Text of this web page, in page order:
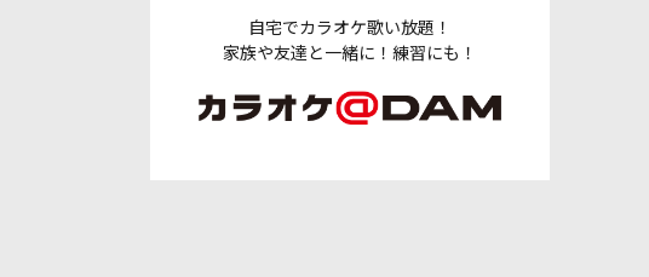
自宅でカラオケ歌い放題！
家族や友達と一緒に！練習にも！